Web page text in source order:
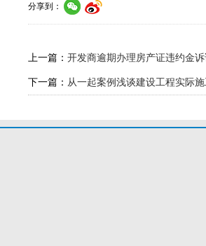
分享到：
上一篇： 开发商逾期办理房产证违约金
下一篇： 从一起案例浅谈建设工程实际